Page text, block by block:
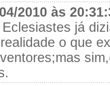
2010 às
já
o que